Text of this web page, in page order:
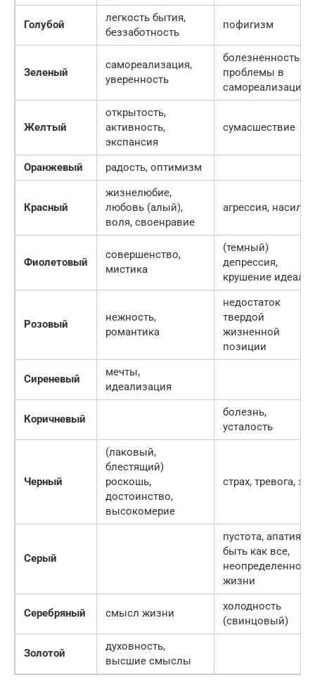
Голубой
легкость бытия,
беззаботность
пофигизм
Зеленый
самореализация,
уверенность
болезненность
проблемы в
самореализации
Желтый
открытость,
активность,
экспансия
сумасшествие
Оранжевый радость, оптимизм
Красный
жизнелюбие,
любовь (алый),
воля, своенравие
агрессия, насилие
Фиолетовый
совершенство,
мистика
(темный)
депрессия,
крушение
Розовый
нежность,
романтика
недостаток
твердой
жизненной
позиции
Сиреневый
мечты,
идеализация
Коричневый
болезнь,
усталость
Черный
(лаковый,
блестящий)
роскошь,
достоинство,
высокомерие
страх, тревога,
Серый
пустота, апатия,
быть как все,
жизни
Серебряный смысл жизни
холодность
(свинцовый)
Золотой
духовность,
высшие смыслы